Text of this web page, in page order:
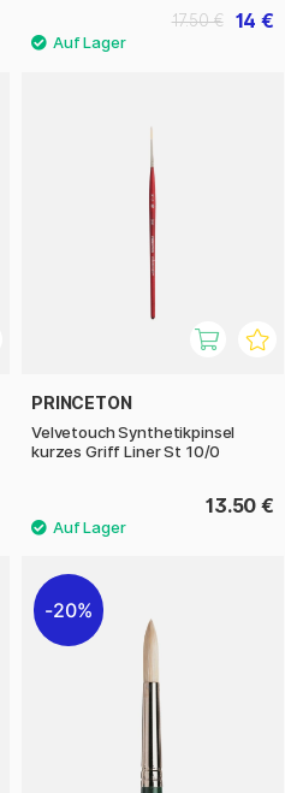
14 €
17.50 €
PRINCETON
Velvetouch Synthetikpinsel
kurzes Griff Liner St 10/0
13.50 €
20%